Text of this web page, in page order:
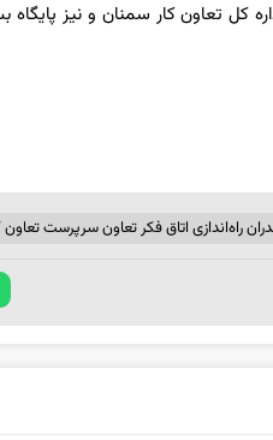
کل تعاون کار سمنان و نیز
راه‌اندازی اتاق فکر تعاون سرپرست تعاون